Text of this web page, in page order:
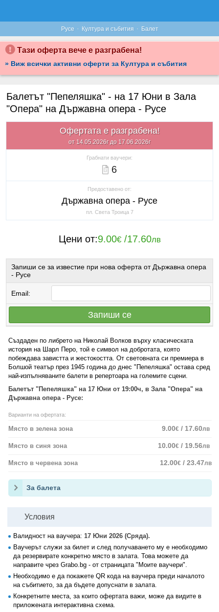
Русе · Култура и събития · Балет
Тази оферта вече е разграбена!
» Виж всички активни оферти за Култура и събития
Балетът "Пепеляшка" - на 17 Юни в Зала
"Опера" на Държавна опера - Русе
Офертата е разграбена!
от 14.05.2026г до 17.06.2026г
Грабнати ваучери:
6
Предоставено от:
Държавна опера - Русе
пл. Света Троица 7
Цени от:9.00€/17.60лв
Запиши се за известие при нова оферта от Държавна опера
- Русе
Email:
Запиши се
Създаден по либрето на Николай Волков върху класическата
история на Шарл Перо, той е символ на добротата, която
побеждава завистта и жестокостта. От световната си премиера в
Болшой театър през 1945 година до днес "Пепеляшка" остава сред
най-изпълняваните балети в репертоара на големите сцени.
Балетът "Пепеляшка" на 17 Юни от 19:00ч, в Зала "Опера" на
Държавна опера - Русе:
Варианти на офертата:
Място в зелена зона 9.00€ / 17.60лв
Място в синя зона 10.00€ / 19.56лв
Място в червена зона 12.00€ / 23.47лв
За балета
Условия
Валидност на ваучера: 17 Юни 2026 (Сряда).
Ваучерът служи за билет и след получаването му е необходимо
да резервирате конкретно място в залата. Това можете да
направите чрез Grabo.bg - от страницата "Моите ваучери".
Необходимо е да покажете QR кода на ваучера преди началото
на събитието, за да бъдете допуснати в залата.
Конкретните места, за които офертата важи, може да видите в
приложената интерактивна схема.